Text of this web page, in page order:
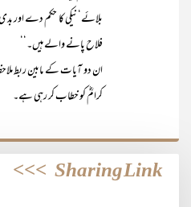
بلائے‘ نیکی کا حکم دے اور
فلاح پانے والے ہیں۔‘‘
ان دو آیات کے مابین ربط
کرامؓ کو خطاب کر رہی ہے۔
Sharing Link
>>>